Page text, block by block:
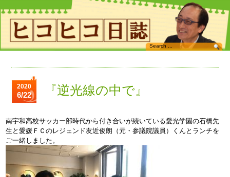
2020
6/22 『逆光線の中で』
南宇和高校サッカー部時代から付き合いが続いている愛光学園の石橋先
生と愛媛ＦＣのレジェンド友近俊朗（元・参議院議員）くんとランチを
ご一緒しました。